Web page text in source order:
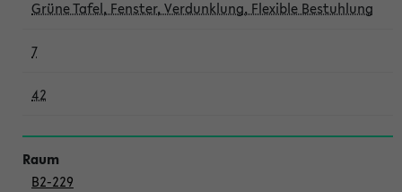
Grüne Tafel, Fenster, Verdunklung, Flexible Bestuhlung
7
42
B2-229